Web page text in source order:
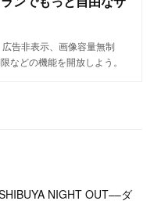
告非表示、画像容量無制
などの機能を開放しよう。
NIGHT OUT––ダ